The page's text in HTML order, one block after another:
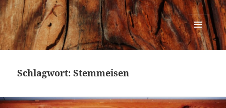
Urban Woodworking
MENÜ
UND
Schlagwort:Stemmeisen